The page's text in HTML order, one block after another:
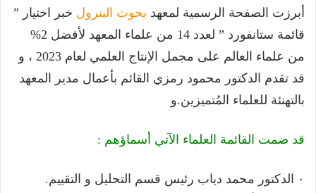
أبرزت الصفحة الرسمية لمعهد بحوث البترول خبر اختيار ”
قائمة ستانفورد ” لعدد 14 من علماء المعهد لأفضل 2%
من علماء العالم على مجمل الإنتاج العلمي لعام 2023 ، و
قد تقدم الدكتور محمود رمزي القائم بأعمال مدير المعهد
بالتهنئة للعلماء المُتميزين.و
قد ضمت القائمة العلماء الآتي أسماؤهم :
٠ الدكتور محمد دياب رئيس قسم التحليل و التقييم.